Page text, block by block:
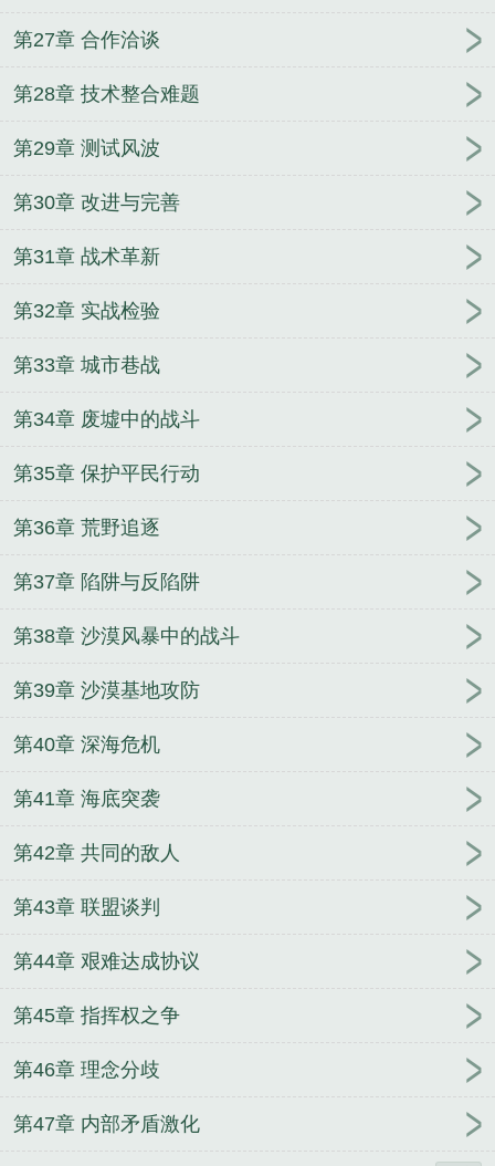
第27章 合作洽谈
第28章 技术整合难题
第29章 测试风波
第30章 改进与完善
第31章 战术革新
第32章 实战检验
第33章 城市巷战
第34章 废墟中的战斗
第35章 保护平民行动
第36章 荒野追逐
第37章 陷阱与反陷阱
第38章 沙漠风暴中的战斗
第39章 沙漠基地攻防
第40章 深海危机
第41章 海底突袭
第42章 共同的敌人
第43章 联盟谈判
第44章 艰难达成协议
第45章 指挥权之争
第46章 理念分歧
第47章 内部矛盾激化